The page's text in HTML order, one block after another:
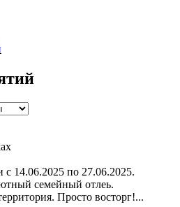
14.06.2025 по 27.06.2025.
семейный отлеь.
Просто восторг!...